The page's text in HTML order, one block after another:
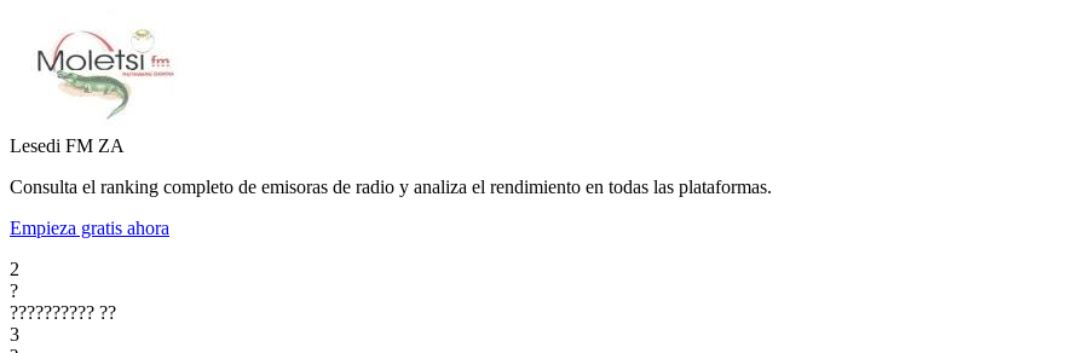
Lesedi FM ZA
Consulta el ranking completo de emisoras de radio y analiza el rendimiento en todas las plataformas.
Empieza gratis ahora
2
?
?????????? ??
3